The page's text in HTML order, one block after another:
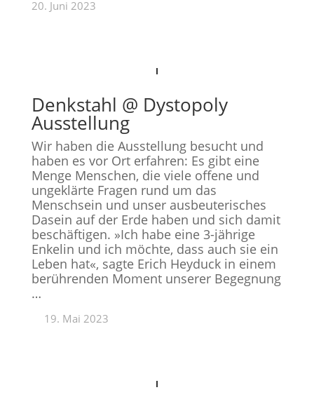
20. Juni 2023
Denkstahl @ Dystopoly
Ausstellung
Wir haben die Ausstellung besucht und
haben es vor Ort erfahren: Es gibt eine
Menge Menschen, die viele offene und
ungeklärte Fragen rund um das
Menschsein und unser ausbeuterisches
Dasein auf der Erde haben und sich damit
beschäftigen. »Ich habe eine 3-jährige
Enkelin und ich möchte, dass auch sie ein
Leben hat«, sagte Erich Heyduck in einem
berührenden Moment unserer Begegnung
…
19. Mai 2023